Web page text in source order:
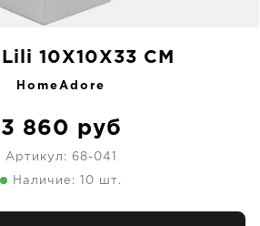
Lili 10X10X33 CM
HomeAdore
3 860 руб
Артикул: 68-041
Наличие: 10 шт.